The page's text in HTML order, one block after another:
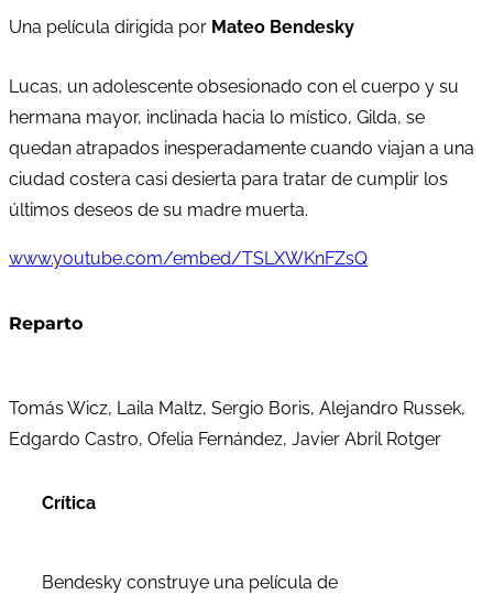
Una película dirigida por Mateo Bendesky
Lucas, un adolescente obsesionado con el cuerpo y su
hermana mayor, inclinada hacia lo místico, Gilda, se
quedan atrapados inesperadamente cuando viajan a una
ciudad costera casi desierta para tratar de cumplir los
últimos deseos de su madre muerta.
www.youtube.com/embed/TSLXWKnFZsQ
Reparto
Tomás Wicz, Laila Maltz, Sergio Boris, Alejandro Russek,
Edgardo Castro, Ofelia Fernández, Javier Abril Rotger
Crítica
Bendesky construye una película de